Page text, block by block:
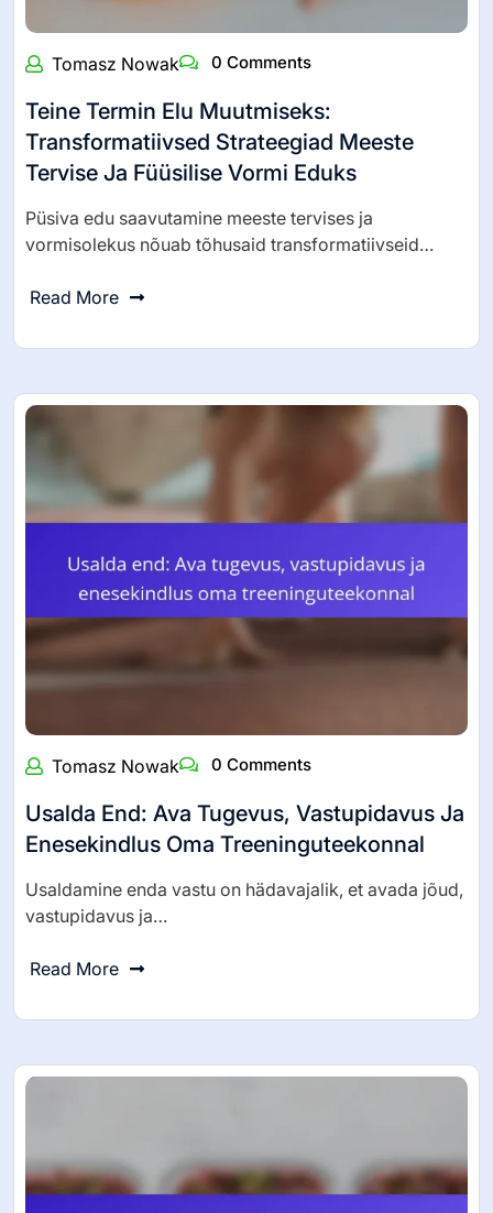
Tomasz Nowak 0 Comments
Transformatiivsed Strateegiad Meeste
Tervise Ja Füüsilise Vormi Eduks
Püsiva edu saavutamine meeste tervises ja
vormisolekus nõuab tõhusaid transformatiivseid…
Read More
Tomasz Nowak 0 Comments